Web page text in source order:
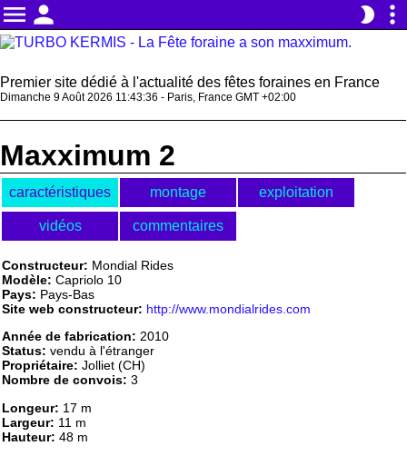
menu person brightness_2 more_vert
Premier site dédié à l'actualité des fêtes foraines en France
Dimanche 9 Août 2026 11:43:36 - Paris, France GMT +02:00
Maxximum 2
caractéristiques montage exploitation
vidéos commentaires
Constructeur: Mondial Rides
Modèle: Capriolo 10
Pays: Pays-Bas
Site web constructeur: http://www.mondialrides.com
Année de fabrication: 2010
Status: vendu à l'étranger
Propriétaire: Jolliet (CH)
Nombre de convois: 3
Longeur: 17 m
Largeur: 11 m
Hauteur: 48 m